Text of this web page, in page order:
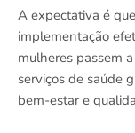
A expectativa é
implementação
mulheres passem
serviços de saúde
bem-estar e